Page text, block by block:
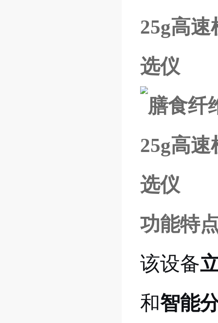
功能特
该设备
和智能